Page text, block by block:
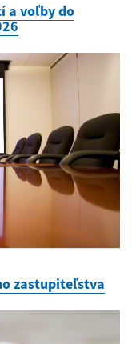
a voľby do
zastupiteľstva